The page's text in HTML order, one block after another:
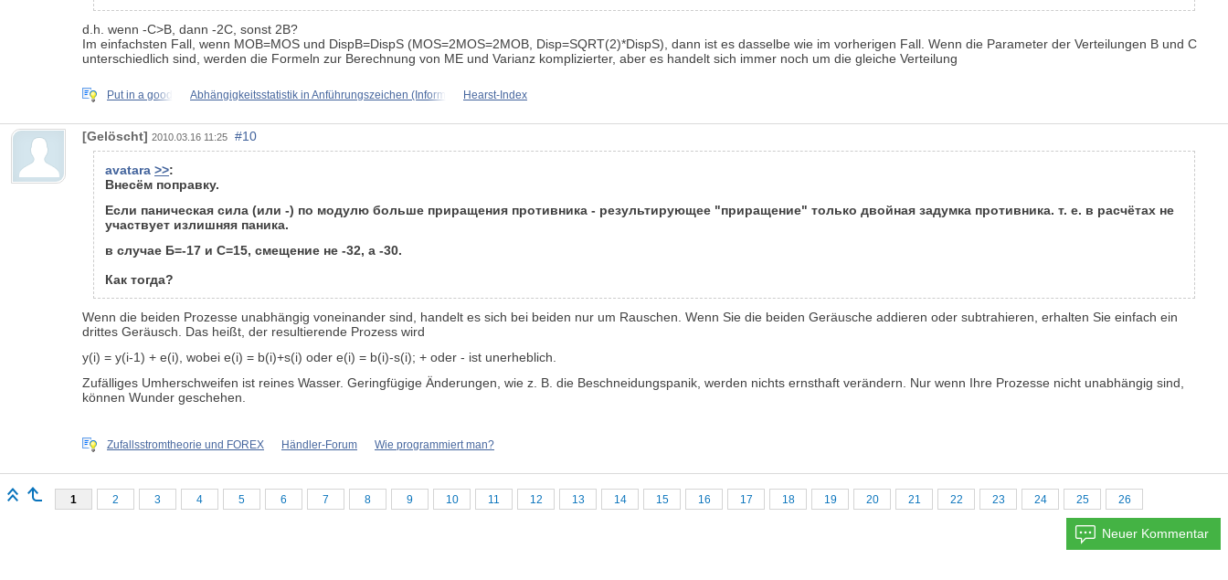
d.h. wenn -C>B, dann -2C, sonst 2B?
Im einfachsten Fall, wenn MOB=MOS und DispB=DispS (MOS=2MOS=2MOB, Disp=SQRT(2)*DispS), dann ist es dasselbe wie im vorherigen Fall. Wenn die Parameter der Verteilungen B und C
unterschiedlich sind, werden die Formeln zur Berechnung von ME und Varianz komplizierter, aber es handelt sich immer noch um die gleiche Verteilung
Put in a good Abhängigkeitsstatistik in Anführungszeichen (Informationstheorie,
Hearst-Index
[Gelöscht] 2010.03.16 11:25 #10
avatara >>:
Внесём поправку.
Если паническая сила (или -) по модулю больше приращения противника - результирующее "приращение" только двойная задумка противника. т. е. в расчётах не
участвует излишняя паника.
в случае Б=-17 и С=15, смещение не -32, а -30.
Как тогда?
Wenn die beiden Prozesse unabhängig voneinander sind, handelt es sich bei beiden nur um Rauschen. Wenn Sie die beiden Geräusche addieren oder subtrahieren, erhalten Sie einfach ein
drittes Geräusch. Das heißt, der resultierende Prozess wird
y(i) = y(i-1) + e(i), wobei e(i) = b(i)+s(i) oder e(i) = b(i)-s(i); + oder - ist unerheblich.
Zufälliges Umherschweifen ist reines Wasser. Geringfügige Änderungen, wie z. B. die Beschneidungspanik, werden nichts ernsthaft verändern. Nur wenn Ihre Prozesse nicht unabhängig sind,
können Wunder geschehen.
Zufallsstromtheorie und FOREX Händler-Forum Wie programmiert man?
1 2 3 4 5 6 7 8 9 10 11 12 13 14 15 16 17 18 19 20 21 22 23 24 25 26
Neuer Kommentar